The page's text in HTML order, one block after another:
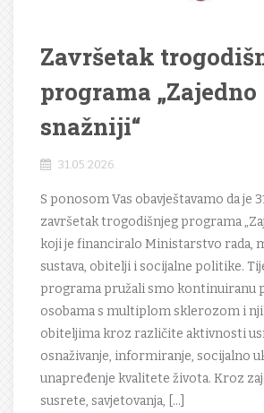
Završetak
programa „Zajedno
snažniji“
31.05.2026.
S ponosom Vas obavještavamo da je
završetak trogodišnjeg programa
koji je financiralo Ministarstvo rada,
sustava, obitelji i socijalne politike.
programa pružali smo kontinuiranu
osobama s multiplom sklerozom i
obiteljima kroz različite aktivnosti
osnaživanje, informiranje, socijalno
unapređenje kvalitete života. Kroz
susrete, savjetovanja, […]